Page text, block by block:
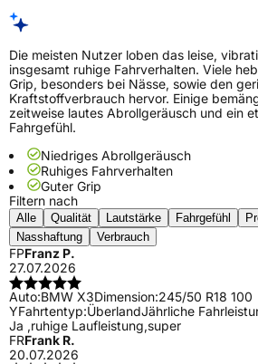
Die meisten Nutzer loben das leise,
insgesamt ruhige Fahrverhalten. Viele
Grip, besonders bei Nässe, sowie den
Kraftstoffverbrauch hervor. Einige
zeitweise lautes Abrollgeräusch und ein
Fahrgefühl.
Niedriges Abrollgeräusch
Ruhiges Fahrverhalten
Guter Grip
Filtern nach
Alle Qualität Lautstärke Fahrgefühl
Nasshaftung
Verbrauch
FPFranz P.
27.07.2026
Auto:BMW X3Dimension:245/50 R18 100
YFahrtentyp:ÜberlandJährliche
Ja ,ruhige Laufleistung,super
FRFrank R.
20.07.2026